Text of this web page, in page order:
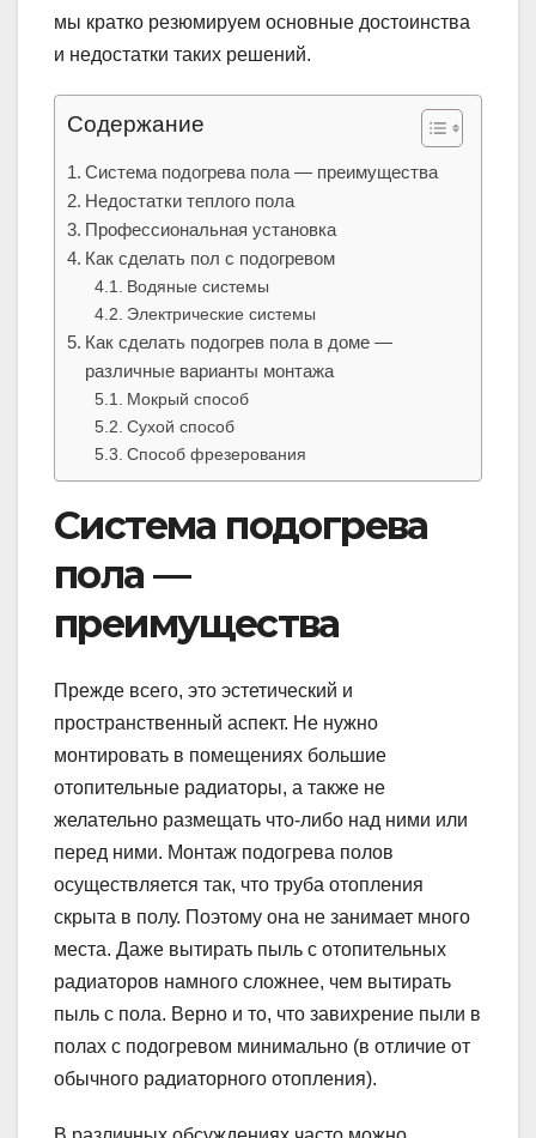
мы кратко резюмируем основные достоинства
и недостатки таких решений.
Содержание
Система подогрева пола — преимущества
Недостатки теплого пола
Профессиональная установка
Как сделать пол с подогревом
Водяные системы
Электрические системы
Как сделать подогрев пола в доме —
различные варианты монтажа
Мокрый способ
Сухой способ
Способ фрезерования
Система подогрева
пола —
преимущества
Прежде всего, это эстетический и
пространственный аспект. Не нужно
монтировать в помещениях большие
отопительные радиаторы, а также не
желательно размещать что-либо над ними или
перед ними. Монтаж подогрева полов
осуществляется так, что труба отопления
скрыта в полу. Поэтому она не занимает много
места. Даже вытирать пыль с отопительных
радиаторов намного сложнее, чем вытирать
пыль с пола. Верно и то, что завихрение пыли в
полах с подогревом минимально (в отличие от
обычного радиаторного отопления).